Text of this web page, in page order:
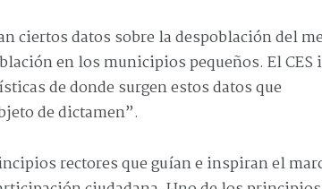
ciertos datos sobre la despoblación del
en los municipios pequeños. El CES
de donde surgen estos datos que
de dictamen”.
rectores que guían e inspiran el